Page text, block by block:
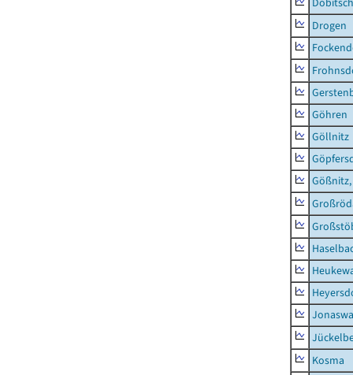
Drogen
Göhren
Göllnitz
Kosma